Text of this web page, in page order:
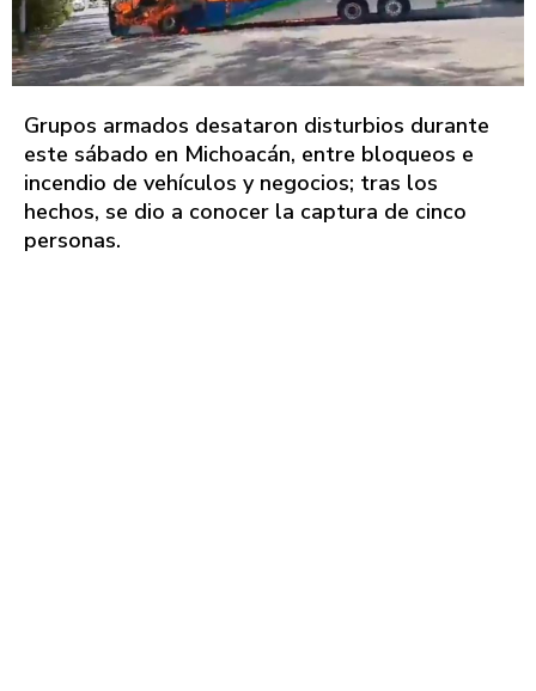
Grupos armados desataron disturbios durante
este sábado en Michoacán, entre bloqueos e
incendio de vehículos y negocios; tras los
hechos, se dio a conocer la captura de cinco
personas.